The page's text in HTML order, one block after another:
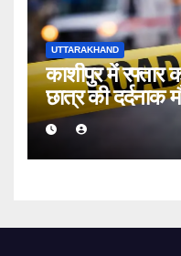
UTTARAKHAND
काशीपुर में
छात्र की दर्दनाक
मारकर चालक फरार